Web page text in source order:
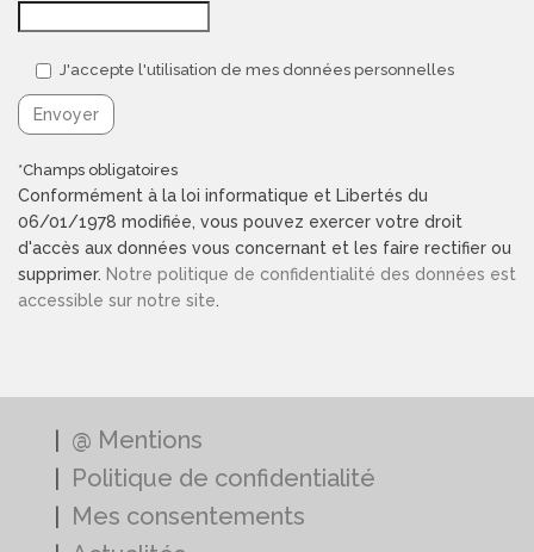
J'accepte l'utilisation de mes données personnelles
*Champs obligatoires
Conformément à la loi informatique et Libertés du
06/01/1978 modifiée, vous pouvez exercer votre droit
d'accès aux données vous concernant et les faire rectifier ou
supprimer. Notre politique de confidentialité des données est
accessible sur notre site.
@ Mentions
Politique de confidentialité
Mes consentements